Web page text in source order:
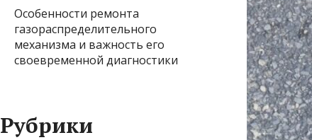
Особенности ремонта
газораспределительного
механизма и важность его
своевременной диагностики
Рубрики